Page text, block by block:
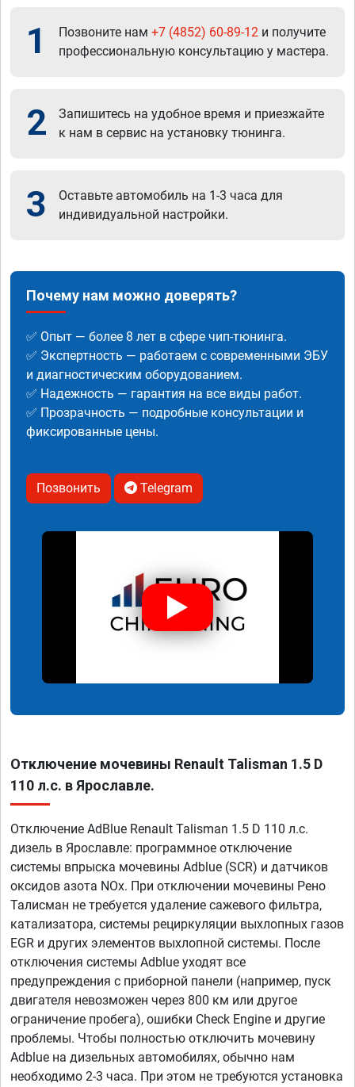
1 Позвоните нам +7 (4852) 60-89-12 и получите
профессиональную консультацию у мастера.
2
Запишитесь на удобное время и приезжайте
к нам в сервис на установку тюнинга.
3
Оставьте автомобиль на 1-3 часа для
индивидуальной настройки.
Почему нам можно доверять?
✅ Опыт — более 8 лет в сфере чип-тюнинга.
✅ Экспертность — работаем с современными ЭБУ
и диагностическим оборудованием.
✅ Надежность — гарантия на все виды работ.
✅ Прозрачность — подробные консультации и
фиксированные цены.
Позвонить Telegram
Отключение мочевины Renault Talisman 1.5 D
110 л.с. в Ярославле.
Отключение AdBlue Renault Talisman 1.5 D 110 л.с.
дизель в Ярославле: программное отключение
системы впрыска мочевины Adblue (SCR) и датчиков
оксидов азота NOx. При отключении мочевины Рено
Талисман не требуется удаление сажевого фильтра,
катализатора, системы рециркуляции выхлопных газов
EGR и других элементов выхлопной системы. После
отключения системы Adblue уходят все
предупреждения с приборной панели (например, пуск
двигателя невозможен через 800 км или другое
ограничение пробега), ошибки Check Engine и другие
проблемы. Чтобы полностью отключить мочевину
Adblue на дизельных автомобилях, обычно нам
необходимо 2-3 часа. При этом не требуются установка